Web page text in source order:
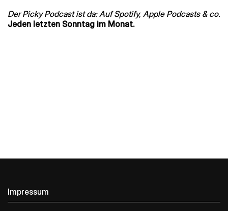
Der Picky Podcast ist da: Auf Spotify, Apple Podcasts & co.
Jeden letzten Sonntag im Monat.
Impressum